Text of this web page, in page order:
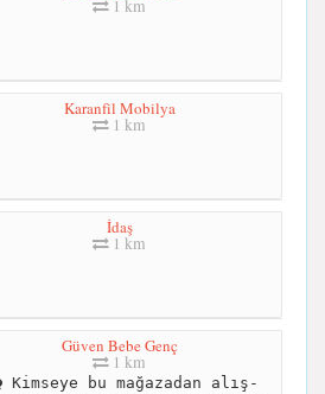
1 km
Karanfil Mobilya
1 km
İdaş
1 km
Güven Bebe Genç
1 km
Kimseye bu mağazadan alış-